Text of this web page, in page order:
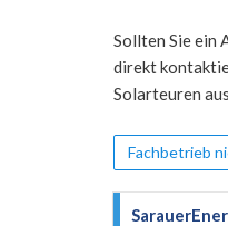
Sollten Sie ein
direkt
Solarteuren
Fachbetrieb